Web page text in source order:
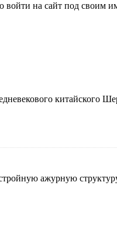
войти на сайт под своим
китайского
ажурную